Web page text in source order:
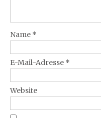
Name *
E-Mail-Adresse *
Website